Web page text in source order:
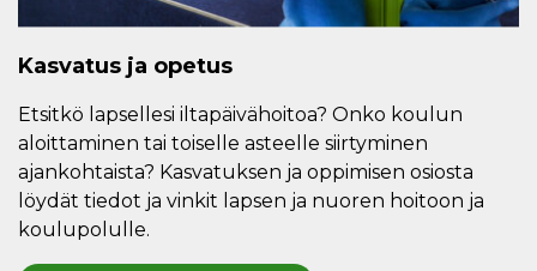
Kasvatus ja opetus
Etsitkö lapsellesi iltapäivähoitoa? Onko koulun
aloittaminen tai toiselle asteelle siirtyminen
ajankohtaista? Kasvatuksen ja oppimisen osiosta
löydät tiedot ja vinkit lapsen ja nuoren hoitoon ja
koulupolulle.